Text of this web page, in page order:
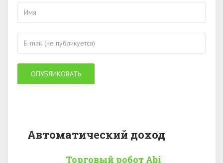
Автоматический доход
Торговый робот Abi